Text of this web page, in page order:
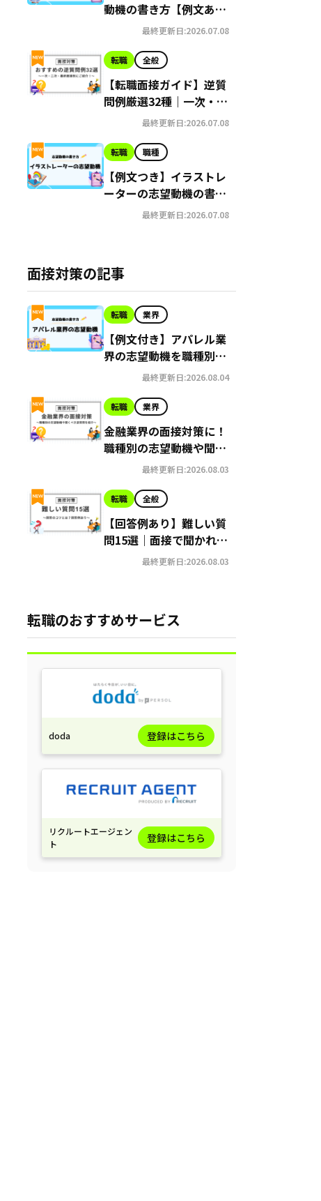
動機の書き方【例文あ
り】｜未経験や職種別も
最終更新日:2026.07.08
転職 全般
【転職面接ガイド】逆質
問例厳選32種｜一次・二
次・最終面接別
最終更新日:2026.07.08
転職 職種
【例文つき】イラストレ
ーターの志望動機の書き
方をかんたん解説
最終更新日:2026.07.08
面接対策の記事
転職 業界
【例文付き】アパレル業
界の志望動機を職種別に
詳しく解説！最終更新日:2026.08.04
転職 業界
金融業界の面接対策に！
職種別の志望動機や聞く
べき逆質問を紹介
最終更新日:2026.08.03
転職 全般
【回答例あり】難しい質
問15選｜面接で聞かれた
場合の回答のコツとは？
最終更新日:2026.08.03
転職のおすすめサービス
doda 登録はこちら
リクルートエージェン
ト
登録はこちら